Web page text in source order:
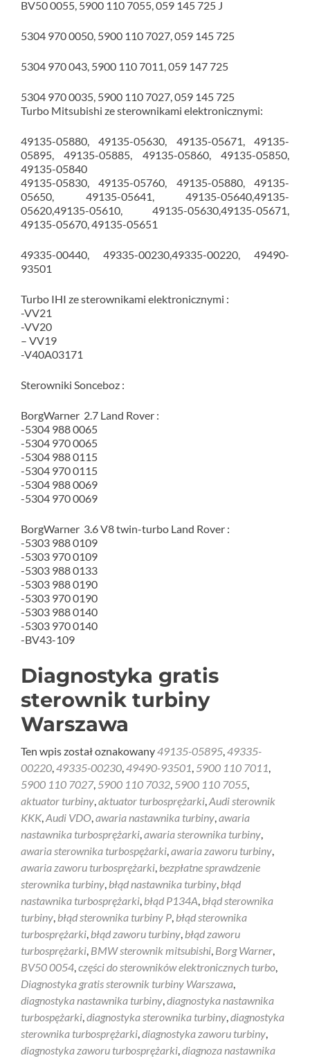
BV50 0055, 5900 110 7055, 059 145 725 J
5304 970 0050, 5900 110 7027, 059 145 725
5304 970 043, 5900 110 7011, 059 147 725
5304 970 0035, 5900 110 7027, 059 145 725
Turbo Mitsubishi ze sterownikami elektronicznymi:
49135-05880, 49135-05630, 49135-05671, 49135-
05895, 49135-05885, 49135-05860, 49135-05850,
49135-05840
49135-05830, 49135-05760, 49135-05880, 49135-
05650, 49135-05641, 49135-05640,49135-
05620,49135-05610, 49135-05630,49135-05671,
49135-05670, 49135-05651
49335-00440, 49335-00230,49335-00220, 49490-
93501
Turbo IHI ze sterownikami elektronicznymi :
-VV21
-VV20
– VV19
-V40A03171
Sterowniki Sonceboz :
BorgWarner 2.7 Land Rover :
-5304 988 0065
-5304 970 0065
-5304 988 0115
-5304 970 0115
-5304 988 0069
-5304 970 0069
BorgWarner 3.6 V8 twin-turbo Land Rover :
-5303 988 0109
-5303 970 0109
-5303 988 0133
-5303 988 0190
-5303 970 0190
-5303 988 0140
-5303 970 0140
-BV43-109
Diagnostyka gratis
sterownik turbiny
Warszawa
Ten wpis został oznakowany49135-05895,49335-
00220,49335-00230,49490-93501, 5900 110 7011,
5900 110 7027, 5900 110 7032, 5900 110 7055,
aktuator turbiny,aktuator turbosprężarki,Audi sterownik
KKK,Audi VDO,awaria nastawnika turbiny,awaria
nastawnika turbosprężarki,awaria sterownika turbiny,
awaria sterownika turbospężarki,awaria zaworu turbiny,
awaria zaworu turbosprężarki, bezpłatne sprawdzenie
sterownika turbiny, błąd nastawnika turbiny, błąd
nastawnika turbosprężarki, błąd P134A, błąd sterownika
turbiny, błąd sterownika turbiny P, błąd sterownika
turbosprężarki, błąd zaworu turbiny, błąd zaworu
turbosprężarki, BMW sterownik mitsubishi, Borg Warner,
BV50 0054,części do sterowników elektronicznych turbo,
Diagnostyka gratis sterownik turbiny Warszawa,
diagnostyka nastawnika turbiny,diagnostyka nastawnika
turbospężarki,diagnostyka sterownika turbiny,diagnostyka
sterownika turbosprężarki,diagnostyka zaworu turbiny,
diagnostyka zaworu turbosprężarki,diagnoza nastawnika